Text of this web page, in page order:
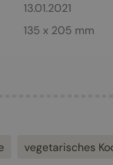
13.01.2021
135 x 205 mm
vegetarisches